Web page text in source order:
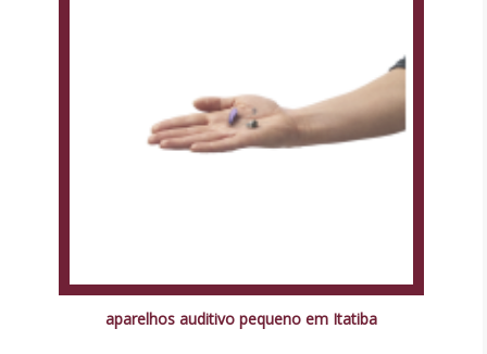
aparelhos auditivo pequeno em Itatiba